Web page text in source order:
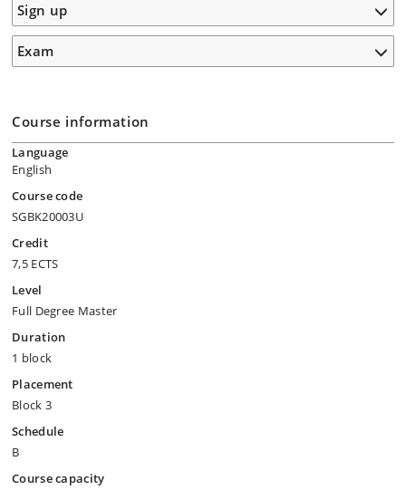
Sign up
Exam
Course information
Language
English
Course code
SGBK20003U
Credit
7,5 ECTS
Level
Full Degree Master
Duration
1 block
Placement
Block 3
Schedule
B
Course capacity